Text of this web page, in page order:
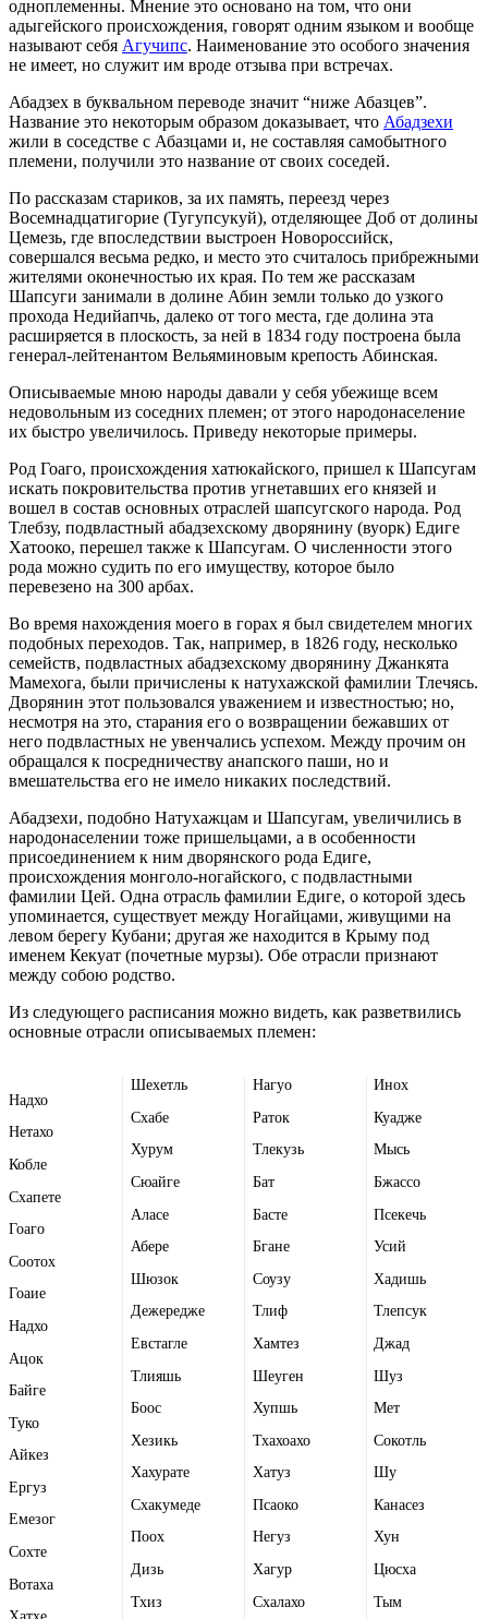
одноплеменны. Мнение это основано на том, что они
адыгейского происхождения, говорят одним языком и вообще
называют себя Агучипс. Наименование это особого значения
не имеет, но служит им вроде отзыва при встречах.
Абадзех в буквальном переводе значит “ниже Абазцев”.
Название это некоторым образом доказывает, что Абадзехи
жили в соседстве с Абазцами и, не составляя самобытного
племени, получили это название от своих соседей.
По рассказам стариков, за их память, переезд через
Восемнадцатигорие (Тугупсукуй), отделяющее Доб от долины
Цемезь, где впоследствии выстроен Новороссийск,
совершался весьма редко, и место это считалось прибрежными
жителями оконечностью их края. По тем же рассказам
Шапсуги занимали в долине Абин земли только до узкого
прохода Недийапчь, далеко от того места, где долина эта
расширяется в плоскость, за ней в 1834 году построена была
генерал-лейтенантом Вельяминовым крепость Абинская.
Описываемые мною народы давали у себя убежище всем
недовольным из соседних племен; от этого народонаселение
их быстро увеличилось. Приведу некоторые примеры.
Род Гоаго, происхождения хатюкайского, пришел к Шапсугам
искать покровительства против угнетавших его князей и
вошел в состав основных отраслей шапсугского народа. Род
Тлебзу, подвластный абадзехскому дворянину (вуорк) Едиге
Хатооко, перешел также к Шапсугам. О численности этого
рода можно судить по его имуществу, которое было
перевезено на 300 арбах.
Во время нахождения моего в горах я был свидетелем многих
подобных переходов. Так, например, в 1826 году, несколько
семейств, подвластных абадзехскому дворянину Джанкята
Мамехога, были причислены к натухажской фамилии Тлечясь.
Дворянин этот пользовался уважением и известностью; но,
несмотря на это, старания его о возвращении бежавших от
него подвластных не увенчались успехом. Между прочим он
обращался к посредничеству анапского паши, но и
вмешательства его не имело никаких последствий.
Абадзехи, подобно Натухажцам и Шапсугам, увеличились в
народонаселении тоже пришельцами, а в особенности
присоединением к ним дворянского рода Едиге,
происхождения монголо-ногайского, с подвластными
фамилии Цей. Одна отрасль фамилии Едиге, о которой здесь
упоминается, существует между Ногайцами, живущими на
левом берегу Кубани; другая же находится в Крыму под
именем Кекуат (почетные мурзы). Обе отрасли признают
между собою родство.
Из следующего расписания можно видеть, как разветвились
основные отрасли описываемых племен:
Надхо
Нетахо
Кобле
Схапете
Гоаго
Соотох
Гоаие
Надхо
Ацок
Байге
Туко
Айкез
Ергуз
Емезог
Сохте
Вотаха
Шехетль
Схабе
Хурум
Сюайге
Аласе
Абере
Шюзок
Дежередже
Евстагле
Тлияшь
Боос
Хезикь
Хахурате
Схакумеде
Поох
Дизь
Тхиз
Нагуо
Раток
Тлекузь
Бат
Басте
Бгане
Соузу
Тлиф
Хамтез
Шеуген
Хупшь
Тхахоахо
Хатуз
Псаоко
Негуз
Хагур
Схалахо
Инох
Куадже
Мысь
Бжассо
Псекечь
Усий
Хадишь
Тлепсук
Джад
Шуз
Мет
Сокотль
Шу
Канасез
Хун
Цюсха
Тым